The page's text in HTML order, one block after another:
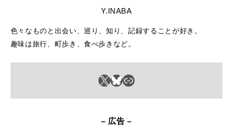
趣味は旅行、町歩き、食べ歩きなど。